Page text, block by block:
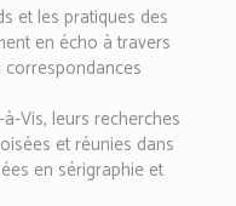
et les pratiques des
en écho à travers
Vis, leurs recherches
et réunies dans
en sérigraphie et